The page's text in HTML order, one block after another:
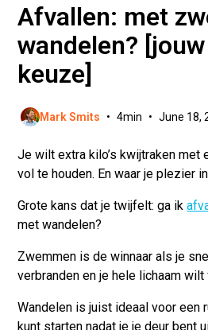
Afvallen: met
wandelen?
keuze]
Mark Smits • 4min • June 18,
Je wilt extra kilo’s kwijtraken met
vol te houden. En waar je plezier
Grote kans dat je twijfelt: ga ik
met wandelen?
Zwemmen is de winnaar als je
verbranden en je hele lichaam wilt
Wandelen is juist ideaal voor een
kunt starten nadat je je deur bent